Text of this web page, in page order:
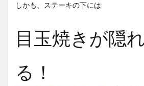
しかも、ステーキの下には
目玉焼きが隠
る！